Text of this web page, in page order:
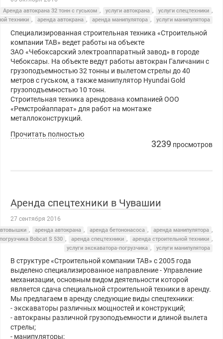
Аренда автокрана 32 тонн с гуськом , услуги автокрана , услуги спецтехники ,
техники , аренда автокрана , аренда манипулятора , услуги манипулятора
Специализированная строительная техника «Строительной
компании ТАВ» ведет работы на объекте
ЗАО «Чебоксарский электроаппаратный завод» в городе
Чебоксары. На объекте ведут работы автокран Галичанин с
грузоподъемностью 32 тонны и вылетом стрелы до 40
метров с гуськом, а также манипулятор Hyundai Gold
грузоподъемностью 10 тонн.
Строительная техника арендована компанией ООО
«Ремстройаппарат» для работ на монтаже
металлоконструкций.
Прочитать полностью
3239 просмотров
Аренда спецтехники в Чувашии
27 сентября 2016
, аренда автокрана , аренда бетононасоса , аренда манипулятора ,
Bobcat S 530 , аренда спецтехники , аренда строительной техники ,
услуги экскаватора-погрузчика , услуги манипулятора
В структуре «Строительной компании ТАВ» с 2005 года
выделено специализированное направление - Управление
механизации, основным видом деятельности которой
является сдача специальной строительной техники в аренду.
Мы предлагаем в аренду следующие виды спецтехники:
- экскаваторы различных мощностей и конструкций;
- автокраны различной грузоподъемности и длиной вылета
стрелы;
- манипуляторы;